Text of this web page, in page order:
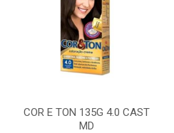
COR E TON 135G 4.0 CAST
MD